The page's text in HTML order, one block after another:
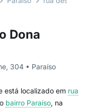
Dona
304 • Paraíso
está localizado em rua
bairro Paraíso, na